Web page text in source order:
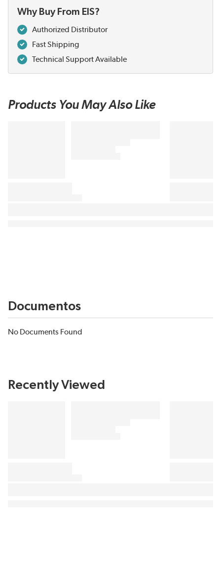
Why Buy From EIS?
Authorized Distributor
Fast Shipping
Technical Support Available
Products You May Also Like
Documentos
No Documents Found
Recently Viewed